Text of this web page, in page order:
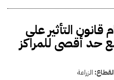
التأثير على
حد أقصى للمراكز
الزراعة